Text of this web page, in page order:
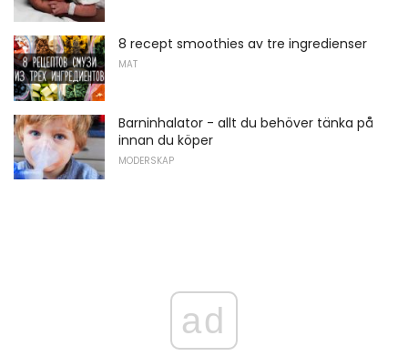
8 recept smoothies av tre ingredienser
MAT
Barninhalator - allt du behöver tänka på
innan du köper
MODERSKAP
ad